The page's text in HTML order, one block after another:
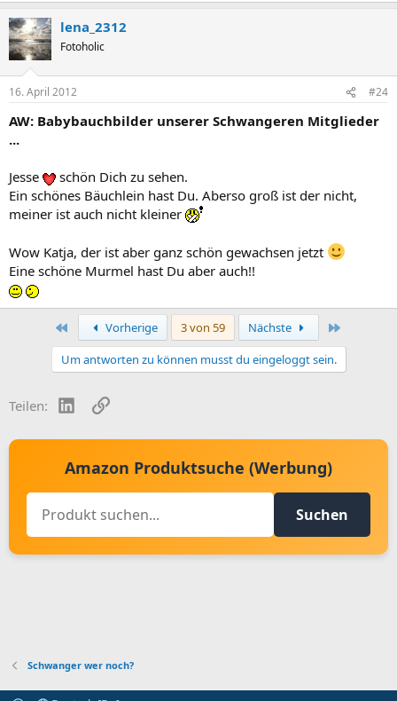
lena_2312
Fotoholic
16. April 2012 #24
AW: Babybauchbilder unserer Schwangeren Mitglieder
...
Jesse
schön Dich zu sehen.
Ein schönes Bäuchlein hast Du. Aberso groß ist der nicht,
meiner ist auch nicht kleiner
Wow Katja, der ist aber ganz schön gewachsen jetzt
Eine schöne Murmel hast Du aber auch!!
Erste Vorherige 3 von 59 Nächste
Um antworten zu können musst du eingeloggt sein.
Teilen: LinkedInLink
Amazon Produktsuche (Werbung)
Suchen
Schwanger wer noch?